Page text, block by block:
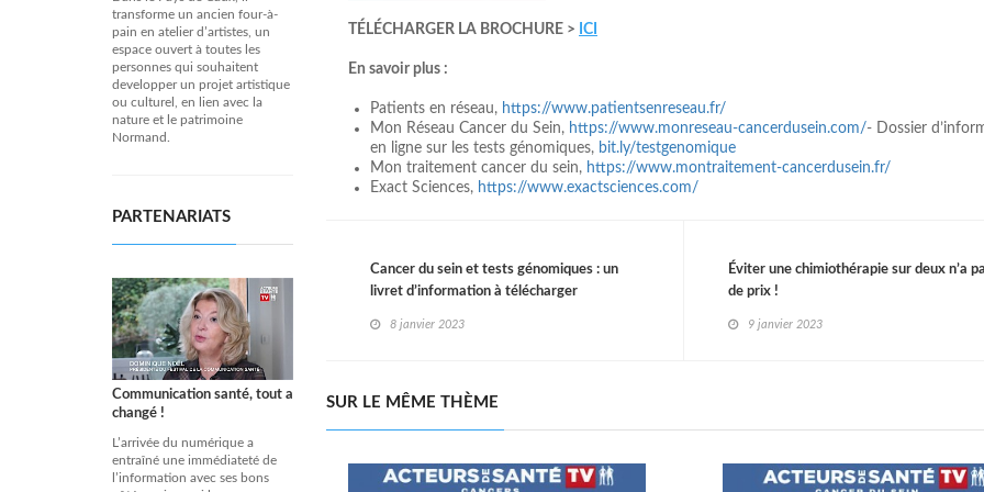
transforme un ancien four-à-
pain en atelier d’artistes, un
espace ouvert à toutes les
personnes qui souhaitent
developper un projet artistique
ou culturel, en lien avec la
nature et le patrimoine
Normand.
PARTENARIATS
Communication santé, tout a
changé !
L’arrivée du numérique a
entraîné une immédiateté de
l’information avec ses bons
TÉLÉCHARGER LA BROCHURE > ICI
En savoir plus :
Patients en réseau, https://www.patientsenreseau.fr/
Mon Réseau Cancer du Sein, https://www.monreseau-cancerdusein.com/- Dossier
en ligne sur les tests génomiques, bit.ly/testgenomique
Mon traitement cancer du sein, https://www.montraitement-cancerdusein.fr/
Exact Sciences, https://www.exactsciences.com/
Éviter une chimiothérapie sur deux n’a
de prix !
9 janvier 2023
Cancer du sein et tests génomiques : un
livret d’information à télécharger
8 janvier 2023
SUR LE MÊME THÈME